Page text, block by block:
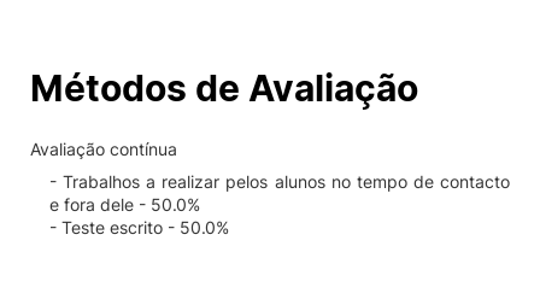
Métodos de Avaliação
Avaliação contínua
- Trabalhos a realizar pelos alunos no tempo de contacto
e fora dele - 50.0%
- Teste escrito - 50.0%